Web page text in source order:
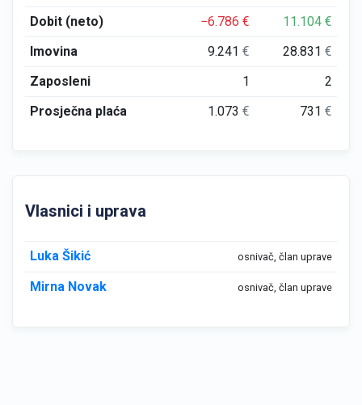
Dobit (neto)
−6.786€ 11.104€
Imovina
9.241€ 28.831€
Zaposleni
1
2
Prosječna plaća
1.073€ 731€
Vlasnici i uprava
Luka Šikić osnivač, član uprave
Mirna Novak osnivač, član uprave